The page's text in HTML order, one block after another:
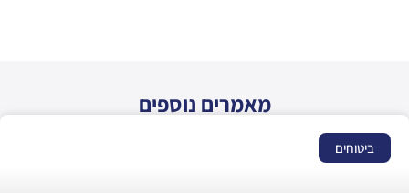
מאמרים נוספים
ביטוחים